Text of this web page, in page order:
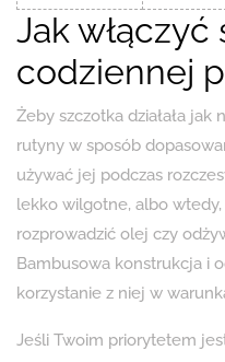
Jak
codziennej
Żeby szczotka działała
rutyny w sposób
używać jej podczas
lekko wilgotne, albo
rozprowadzić olej czy
Bambusowa konstrukcja i
korzystanie z niej w
Jeśli Twoim priorytetem